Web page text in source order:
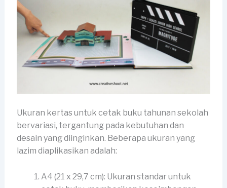
Ukuran kertas untuk cetak buku tahunan sekolah
bervariasi, tergantung pada kebutuhan dan
desain yang diinginkan. Beberapa ukuran yang
lazim diaplikasikan adalah:
A4 (21 x 29,7 cm): Ukuran standar untuk